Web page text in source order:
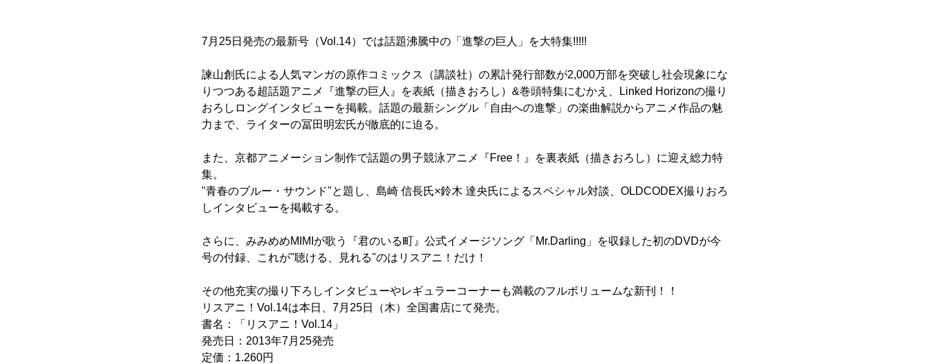
7月25日発売の最新号（Vol.14）では話題沸騰中の「進撃の巨人」を大特集!!!!!
諫山創氏による人気マンガの原作コミックス（講談社）の累計発行部数が2,000万部を突破し社会現象にな
りつつある超話題アニメ『進撃の巨人』を表紙（描きおろし）&巻頭特集にむかえ、Linked Horizonの撮り
おろしロングインタビューを掲載。話題の最新シングル「自由への進撃」の楽曲解説からアニメ作品の魅
力まで、ライターの冨田明宏氏が徹底的に迫る。
また、京都アニメーション制作で話題の男子競泳アニメ『Free！』を裏表紙（描きおろし）に迎え総力特
集。
"青春のブルー・サウンド"と題し、島崎 信長氏×鈴木 達央氏によるスペシャル対談、OLDCODEX撮りおろ
しインタビューを掲載する。
さらに、みみめめMIMIが歌う『君のいる町』公式イメージソング「Mr.Darling」を収録した初のDVDが今
号の付録、これが"聴ける、見れる"のはリスアニ！だけ！
その他充実の撮り下ろしインタビューやレギュラーコーナーも満載のフルボリュームな新刊！！
リスアニ！Vol.14は本日、7月25日（木）全国書店にて発売。
書名：「リスアニ！Vol.14」
発売日：2013年7月25発売
定価：1.260円